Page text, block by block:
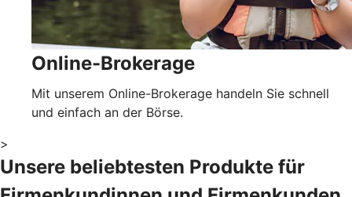
Online-Brokerage
Mit unserem Online-Brokerage handeln Sie schnell
und einfach an der Börse.
>
Unsere beliebtesten Produkte für